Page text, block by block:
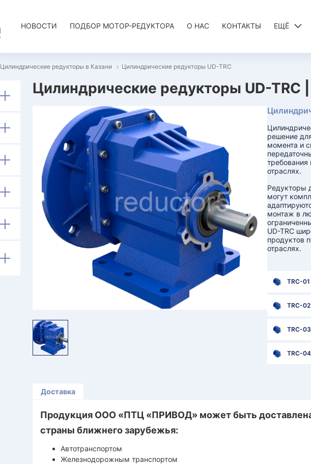
НОВОСТИ ПОДБОР МОТОР-РЕДУКТОРА О НАС КОНТАКТЫ ЕЩЁ
Цилиндрические редукторы в Казани Цилиндрические редукторы UD-TRC
Цилиндрические редукторы UD-TRC
решение
момента и
требования
отраслях.
Редукторы
могут
монтаж в
UD-TRC
продуктов
отраслях.
TRC-01
TRC-02
TRC-03
TRC-04
Доставка
Продукция ООО «ПТЦ «ПРИВОД» может быть
страны ближнего зарубежья:
Автотранспортом
Железнодорожным транспортом